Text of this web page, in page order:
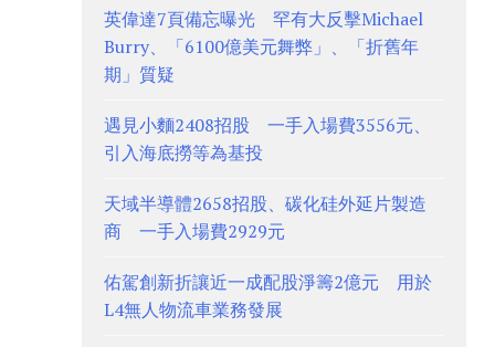
英偉達7頁備忘曝光 罕有大反擊Michael
Burry、「6100億美元舞弊」、「折舊年
期」質疑
遇見小麵2408招股 一手入場費3556元、
引入海底撈等為基投
天域半導體2658招股、碳化硅外延片製造
商 一手入場費2929元
佑駕創新折讓近一成配股淨籌2億元 用於
L4無人物流車業務發展